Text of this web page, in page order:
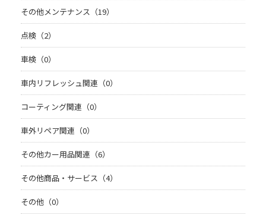
その他メンテナンス（19）
点検（2）
車検（0）
車内リフレッシュ関連（0）
コーティング関連（0）
車外リペア関連（0）
その他カー用品関連（6）
その他商品・サービス（4）
その他（0）